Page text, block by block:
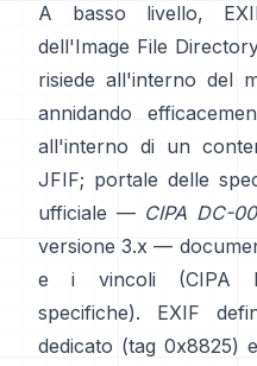
A basso livello,
dell'Image File
risiede all'interno del
annidando
all'interno di un
JFIF; portale delle
ufficiale — CIPA DC-
versione 3.x —
e i vincoli (CIPA
specifiche). EXIF
dedicato (tag 0x8825)